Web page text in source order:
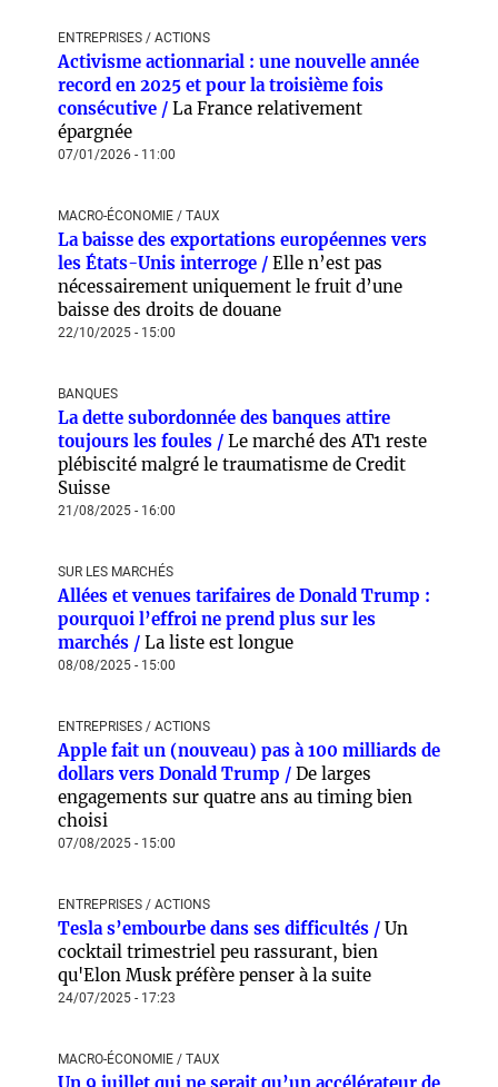
ENTREPRISES / ACTIONS
Activisme actionnarial : une nouvelle année
record en 2025 et pour la troisième fois
consécutive / La France relativement
épargnée
07/01/2026 - 11:00
MACRO-ÉCONOMIE / TAUX
La baisse des exportations européennes vers
les États-Unis interroge / Elle n’est pas
nécessairement uniquement le fruit d’une
baisse des droits de douane
22/10/2025 - 15:00
BANQUES
La dette subordonnée des banques attire
toujours les foules / Le marché des AT1 reste
plébiscité malgré le traumatisme de Credit
Suisse
21/08/2025 - 16:00
SUR LES MARCHÉS
Allées et venues tarifaires de Donald Trump :
pourquoi l’effroi ne prend plus sur les
marchés / La liste est longue
08/08/2025 - 15:00
ENTREPRISES / ACTIONS
Apple fait un (nouveau) pas à 100 milliards de
dollars vers Donald Trump / De larges
engagements sur quatre ans au timing bien
choisi
07/08/2025 - 15:00
ENTREPRISES / ACTIONS
Tesla s’embourbe dans ses difficultés / Un
cocktail trimestriel peu rassurant, bien
qu'Elon Musk préfère penser à la suite
24/07/2025 - 17:23
MACRO-ÉCONOMIE / TAUX